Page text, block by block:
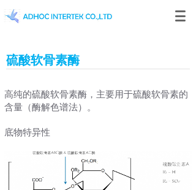
硫酸软骨素酶
高纯的硫酸软骨素酶，主要用于硫酸软骨素的
含量（酶解色谱法）。
底物特异性